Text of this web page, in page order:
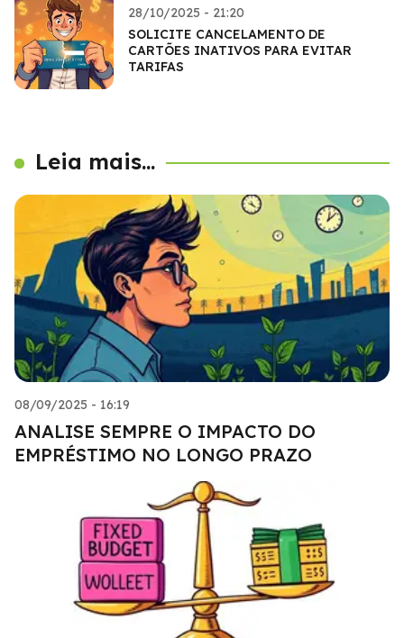
28/10/2025 - 21:20
SOLICITE CANCELAMENTO DE
CARTÕES INATIVOS PARA EVITAR
TARIFAS
Leia mais...
08/09/2025 - 16:19
ANALISE SEMPRE O IMPACTO DO
EMPRÉSTIMO NO LONGO PRAZO